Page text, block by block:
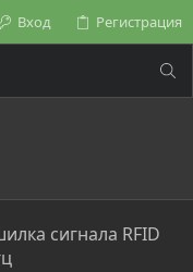
Вход Регистрация
сигнала RFID